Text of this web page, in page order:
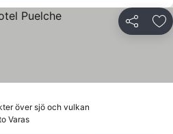
Dela
över sjö och vulkan
Varas